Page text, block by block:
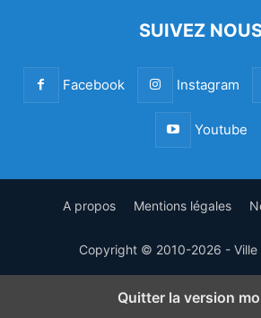
SUIVEZ
Facebook Instagram
Youtube
A propos Mentions légales
Copyright © 2010-2026 - Ville
Quitter la version